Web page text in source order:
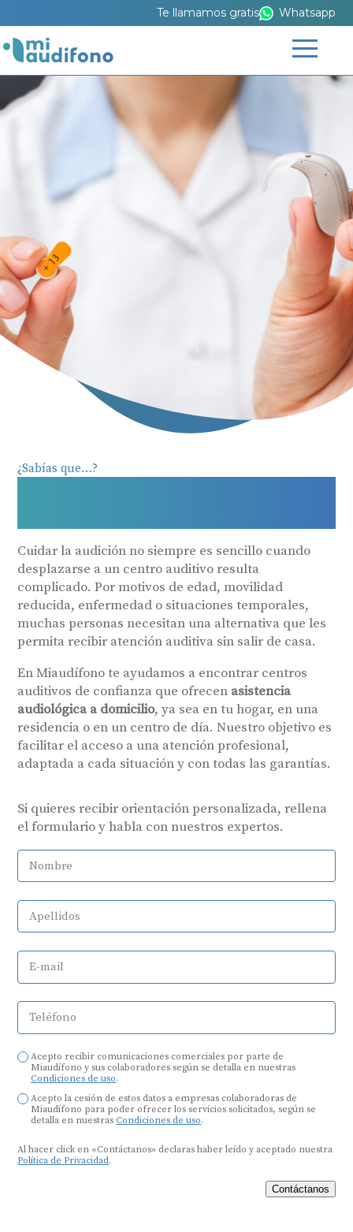
Te llamamos gratis Whatsapp
¿Sabías que…?
Asistencia audiológica a
Cuidar la audición no siempre es sencillo cuando
desplazarse a un centro auditivo resulta
complicado. Por motivos de edad, movilidad
reducida, enfermedad o situaciones temporales,
muchas personas necesitan una alternativa que les
permita recibir atención auditiva sin salir de casa.
En Miaudífono te ayudamos a encontrar centros
auditivos de confianza que ofrecen asistencia
audiológica a domicilio, ya sea en tu hogar, en una
residencia o en un centro de día. Nuestro objetivo es
facilitar el acceso a una atención profesional,
adaptada a cada situación y con todas las garantías.
Si quieres recibir orientación personalizada, rellena
el formulario y habla con nuestros expertos.
Nombre
Apellidos
E-mail
Teléfono
Acepto recibir comunicaciones comerciales por parte de
Miaudífono y sus colaboradores según se detalla en nuestras
Condiciones de uso.
Acepto la cesión de estos datos a empresas colaboradoras de
Miaudífono para poder ofrecer los servicios solicitados, según se
detalla en nuestras Condiciones de uso.
Al hacer click en «Contáctanos» declaras haber leído y aceptado nuestra
Política de Privacidad.
Contáctanos